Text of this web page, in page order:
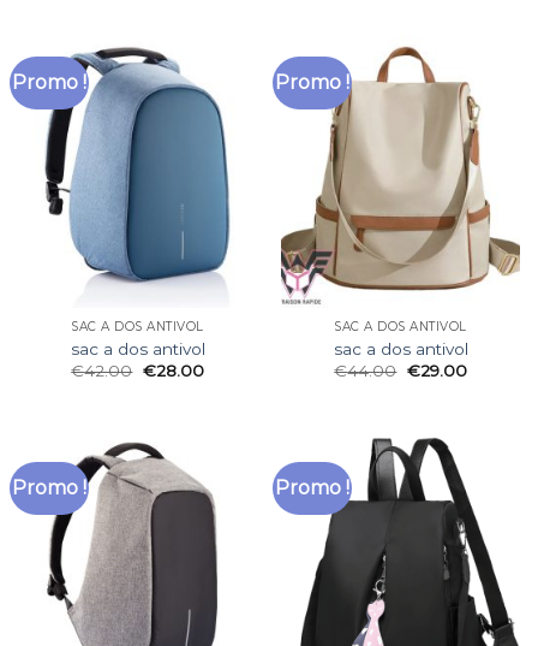
Promo !
SAC A DOS ANTIVOL
sac a dos antivol
€42.00 €28.00
Promo !
SAC A DOS ANTIVOL
sac a dos antivol
€44.00 €29.00
Promo ! Promo !